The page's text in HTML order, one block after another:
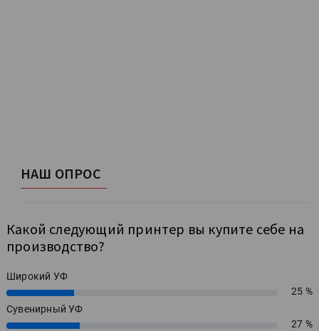
НАШ ОПРОС
Какой следующий принтер вы купите себе на
производство?
Широкий УФ
25%
25 %
Сувенирный УФ
27% 27 %